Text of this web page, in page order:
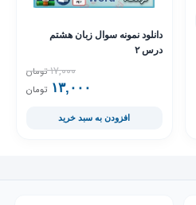
دانلود نمونه سوال زبان هشتم
درس ۲
۱۷,۰۰۰ تومان
۱۳,۰۰۰ تومان
افزودن به سبد خرید